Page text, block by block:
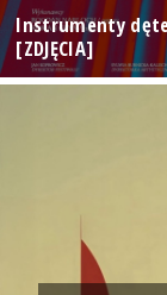
Instrumenty
[ZDJĘCIA]